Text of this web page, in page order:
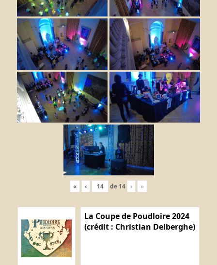
« ‹ de 14 › »
La Coupe de Poudloire 2024
(crédit : Christian Delberghe)